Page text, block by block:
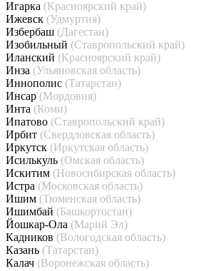
Игарка (Красноярский край)
Ижевск (Удмуртия)
Избербаш (Дагестан)
Изобильный (Ставропольский край)
Иланский (Красноярский край)
Инза (Ульяновская область)
Иннополис (Татарстан)
Инсар (Мордовия)
Инта (Коми)
Ипатово (Ставропольский край)
Ирбит (Свердловская область)
Иркутск (Иркутская область)
Исилькуль (Омская область)
Искитим (Новосибирская область)
Истра (Московская область)
Ишим (Тюменская область)
Ишимбай (Башкортостан)
Йошкар-Ола (Марий Эл)
Кадников (Вологодская область)
Казань (Татарстан)
Калач (Воронежская область)